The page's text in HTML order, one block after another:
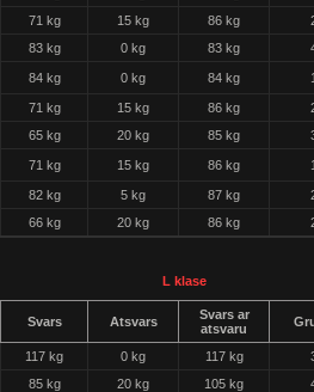
71 kg 15 kg 86 kg
83 kg 0 kg 83 kg
84 kg 0 kg 84 kg 1
71 kg 15 kg 86 kg
65 kg 20 kg 85 kg
71 kg 15 kg 86 kg 1
82 kg 5 kg 87 kg
66 kg 20 kg 86 kg
L klase
Svars Atsvars
Svars ar
atsvaru
117 kg 0 kg 117 kg
85 kg 20 kg 105 kg